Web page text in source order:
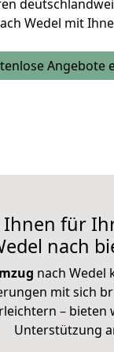
Wedel mit
Angebote
Ihnen für
nach
nach Wedel
mit sich
– bieten
Unterstützung